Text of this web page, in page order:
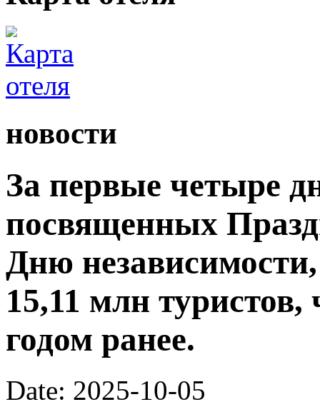
новости
За первые четыре
посвященных
Дню
15,11 млн
годом ранее.
Date: 2025-10-05